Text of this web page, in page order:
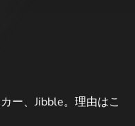
ー、Jibble。理由はこ